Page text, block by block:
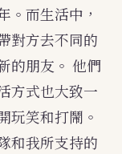
。而生活中，
對方去不同的
的朋友。 他們
方式也大致一
玩笑和打鬧。
和我所支持的